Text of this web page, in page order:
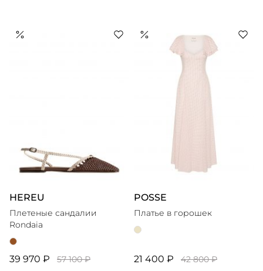
HEREU
Плетеные сандалии
Rondaia
39 970 ₽ 57 100 ₽
POSSE
Платье в горошек
21 400 ₽ 42 800 ₽